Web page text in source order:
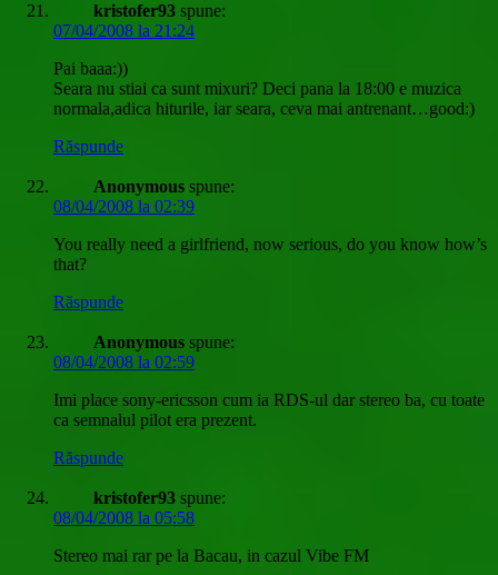
kristofer93 spune:
07/04/2008 la 21:24
Pai baaa:))
Seara nu stiai ca sunt mixuri? Deci pana la 18:00 e muzica
normala,adica hiturile, iar seara, ceva mai antrenant…good:)
Răspunde
Anonymous spune:
08/04/2008 la 02:39
You really need a girlfriend, now serious, do you know how’s
that?
Răspunde
Anonymous spune:
08/04/2008 la 02:59
Imi place sony-ericsson cum ia RDS-ul dar stereo ba, cu toate
ca semnalul pilot era prezent.
Răspunde
kristofer93 spune:
08/04/2008 la 05:58
Stereo mai rar pe la Bacau, in cazul Vibe FM